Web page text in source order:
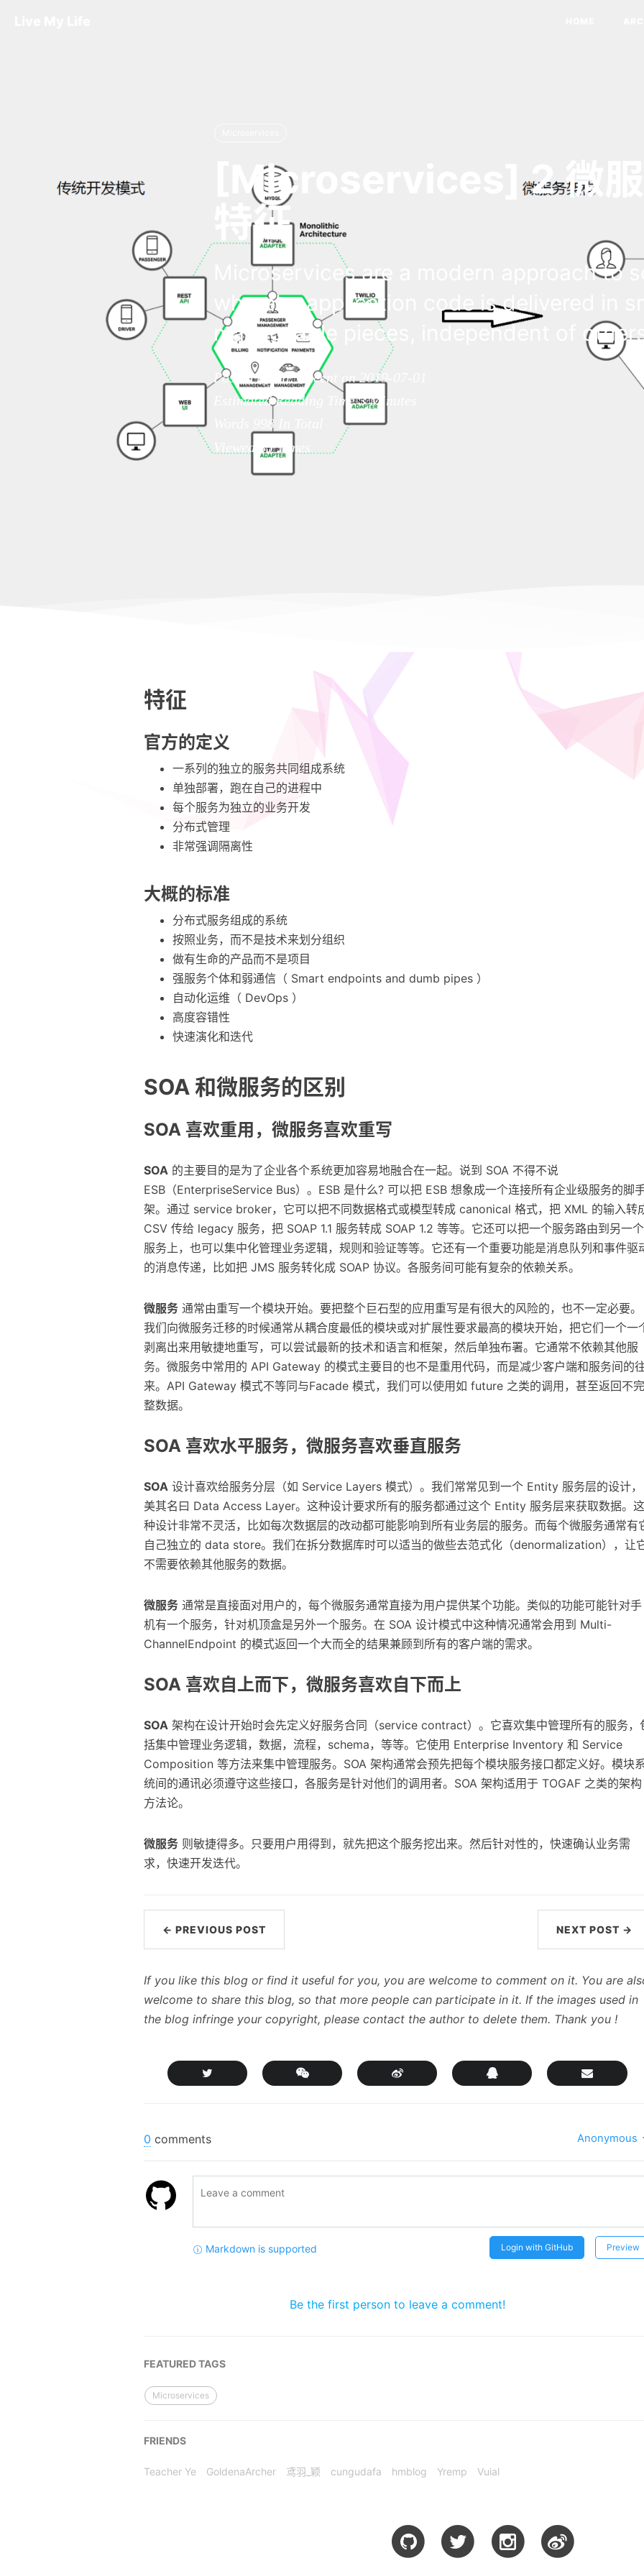
[Microservices] 2 微
特征
Microservices are a modern approach to
whereby application code is delivered in
manageable pieces, independent of
Posted by Mr.Vincent on 2019-07-01
Estimated Reading Time3Minutes
998
Viewed 35Times
特征
官方的定义
一系列的独立的服务共同组成系统
单独部署，跑在自己的进程中
每个服务为独立的业务开发
分布式管理
非常强调隔离性
大概的标准
分布式服务组成的系统
按照业务，而不是技术来划分组织
做有生命的产品而不是项目
强服务个体和弱通信（ Smart endpoints and dumb pipes ）
自动化运维（ DevOps ）
高度容错性
快速演化和迭代
SOA 和微服务的区别
SOA 喜欢重用，微服务喜欢重写
SOA的主要目的是为了企业各个系统更加容易地融合在一起。说到 SOA 不得不说
ESB（EnterpriseService Bus）。ESB 是什么? 可以把 ESB 想象成一个连接所有企业级服务的脚
架。通过 service broker，它可以把不同数据格式或模型转成 canonical 格式，把 XML 的输入转
CSV 传给 legacy 服务，把 SOAP 1.1 服务转成 SOAP 1.2 等等。它还可以把一个服务路由到另一个
服务上，也可以集中化管理业务逻辑，规则和验证等等。它还有一个重要功能是消息队列和事件驱
的消息传递，比如把 JMS 服务转化成 SOAP 协议。各服务间可能有复杂的依赖关系。
微服务通常由重写一个模块开始。要把整个巨石型的应用重写是有很大的风险的，也不一定必要。
我们向微服务迁移的时候通常从耦合度最低的模块或对扩展性要求最高的模块开始，把它们一个一
剥离出来用敏捷地重写，可以尝试最新的技术和语言和框架，然后单独布署。它通常不依赖其他服
务。微服务中常用的 API Gateway 的模式主要目的也不是重用代码，而是减少客户端和服务间的
来。API Gateway 模式不等同与Facade 模式，我们可以使用如 future 之类的调用，甚至返回不完
整数据。
SOA 喜欢水平服务，微服务喜欢垂直服务
SOA设计喜欢给服务分层（如 Service Layers 模式）。我们常常见到一个 Entity 服务层的设计，
美其名曰 Data Access Layer。这种设计要求所有的服务都通过这个 Entity 服务层来获取数据。这
种设计非常不灵活，比如每次数据层的改动都可能影响到所有业务层的服务。而每个微服务通常有
自己独立的 data store。我们在拆分数据库时可以适当的做些去范式化（denormalization），让
不需要依赖其他服务的数据。
微服务通常是直接面对用户的，每个微服务通常直接为用户提供某个功能。类似的功能可能针对手
机有一个服务，针对机顶盒是另外一个服务。在 SOA 设计模式中这种情况通常会用到 Multi-
ChannelEndpoint 的模式返回一个大而全的结果兼顾到所有的客户端的需求。
SOA 喜欢自上而下，微服务喜欢自下而上
SOA架构在设计开始时会先定义好服务合同（service contract）。它喜欢集中管理所有的服务，
括集中管理业务逻辑，数据，流程，schema，等等。它使用 Enterprise Inventory 和 Service
Composition 等方法来集中管理服务。SOA 架构通常会预先把每个模块服务接口都定义好。模块
统间的通讯必须遵守这些接口，各服务是针对他们的调用者。SOA 架构适用于 TOGAF 之类的架构
方法论。
微服务则敏捷得多。只要用户用得到，就先把这个服务挖出来。然后针对性的，快速确认业务需
求，快速开发迭代。
← PREVIOUS POST NEXT POST →
If you like this blog or find it useful for you, you are welcome to comment on it. You are
welcome to share this blog, so that more people can participate in it. If the images used in
the blog infringe your copyright, please contact the author to delete them. Thank you !
0 comments Anonymous
Markdown is supported Preview
Login with GitHub
Be the first person to leave a comment!
FEATURED TAGS
Microservices
FRIENDS
Teacher Ye GoldenaArcher 鸢羽_颖 cungudafa hmblog Yremp Vuial